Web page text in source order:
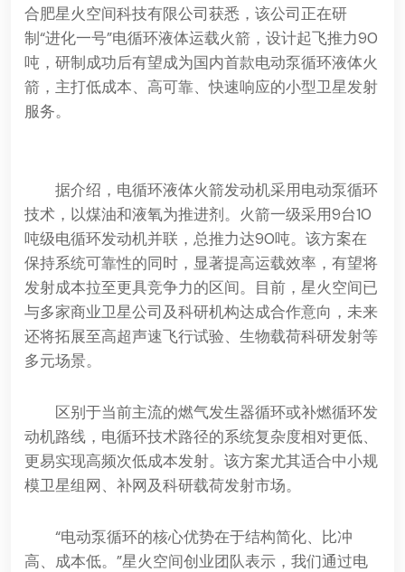
合肥星火空间科技有限公司获悉，该公司正在研
制“进化一号”电循环液体运载火箭，设计起飞推力90
吨，研制成功后有望成为国内首款电动泵循环液体火
箭，主打低成本、高可靠、快速响应的小型卫星发射
服务。
据介绍，电循环液体火箭发动机采用电动泵循环
技术，以煤油和液氧为推进剂。火箭一级采用9台10
吨级电循环发动机并联，总推力达90吨。该方案在
保持系统可靠性的同时，显著提高运载效率，有望将
发射成本拉至更具竞争力的区间。目前，星火空间已
与多家商业卫星公司及科研机构达成合作意向，未来
还将拓展至高超声速飞行试验、生物载荷科研发射等
多元场景。
区别于当前主流的燃气发生器循环或补燃循环发
动机路线，电循环技术路径的系统复杂度相对更低、
更易实现高频次低成本发射。该方案尤其适合中小规
模卫星组网、补网及科研载荷发射市场。
“电动泵循环的核心优势在于结构简化、比冲
高、成本低。”星火空间创业团队表示，我们通过电